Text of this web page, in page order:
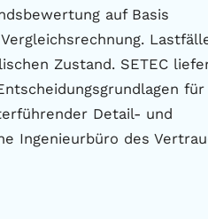
auf Basis
Zustand. SETEC
für
Detail- und
Ingenieurbüro des